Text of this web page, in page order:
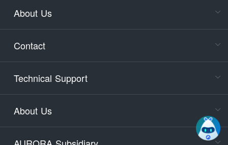
About Us
Contact
Technical Support
About Us
days)
9:30-